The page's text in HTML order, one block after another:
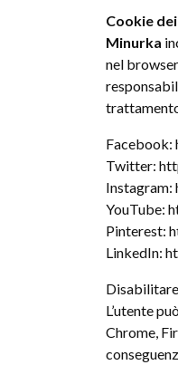
Cookie
Minurka
nel
Twitter:
YouTube:
Pinterest:
LinkedIn:
L’utente
Chrome,